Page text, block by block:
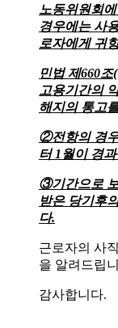
노동위원회
경우에는 사
로자에게 귀
민법 제660
고용기간의
해지의 통고
②전항의 경
터 1월이 경
③기간으로
받은 당기후
다.
근로자의 사
을 알려드립
감사합니다.